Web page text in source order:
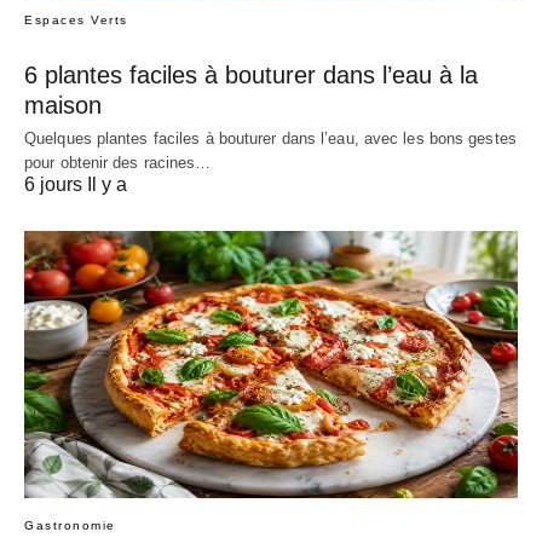
Espaces Verts
6 plantes faciles à bouturer dans l’eau à la
maison
Quelques plantes faciles à bouturer dans l’eau, avec les bons gestes
pour obtenir des racines…
6 jours Il y a
Gastronomie